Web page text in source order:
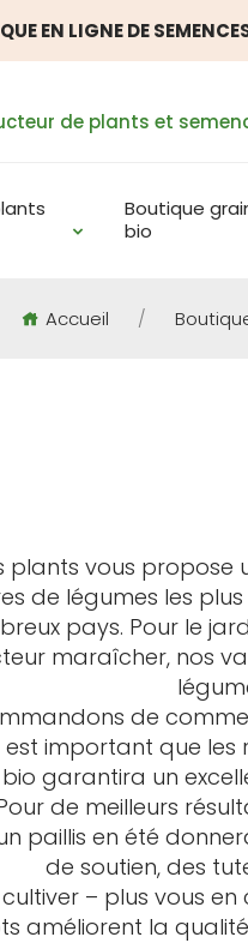
EN LIGNE DE
de plants et
Boutique
bio
Accueil /
plants vous propose
de légumes les
pays. Pour le
maraîcher, nos
de
important que
garantira un
de meilleurs
paillis en été
de soutien, des
– plus vous
améliorent la